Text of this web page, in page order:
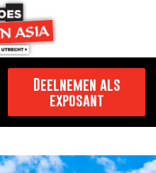
Deelnemen als
exposant